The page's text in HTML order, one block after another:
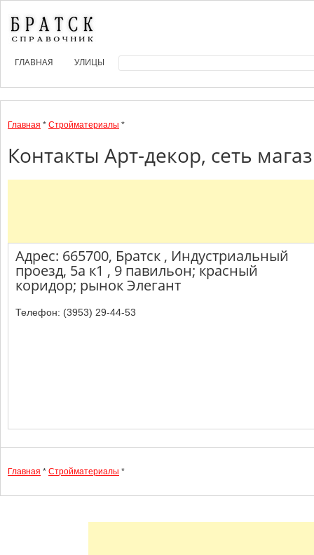
ГЛАВНАЯ УЛИЦЫ
Главная * Стройматериалы *
Контакты Арт-декор, сеть
Адрес: 665700, Братск , Индустриальный
проезд, 5а к1 , 9 павильон; красный
коридор; рынок Элегант
Телефон: (3953) 29-44-53
Главная * Стройматериалы *